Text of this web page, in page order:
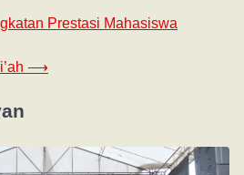
Prestasi Mahasiswa
⟶